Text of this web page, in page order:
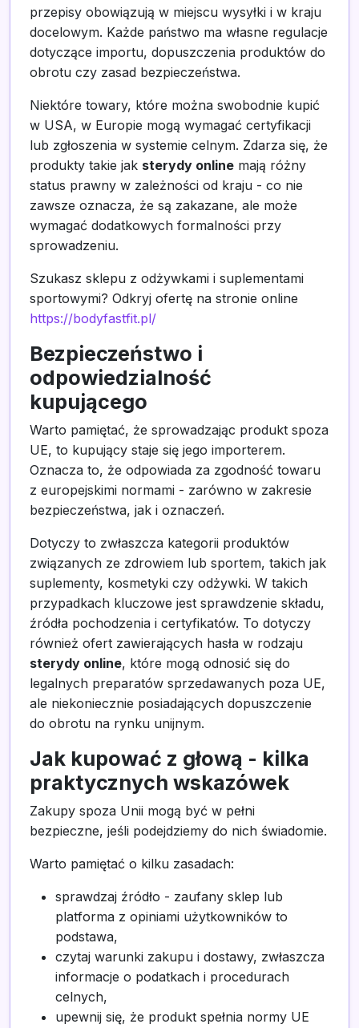
przepisy obowiązują w miejscu wysyłki i w kraju
docelowym. Każde państwo ma własne regulacje
dotyczące importu, dopuszczenia produktów do
obrotu czy zasad bezpieczeństwa.
Niektóre towary, które można swobodnie kupić
w USA, w Europie mogą wymagać certyfikacji
lub zgłoszenia w systemie celnym. Zdarza się, że
produkty takie jak sterydy online mają różny
status prawny w zależności od kraju - co nie
zawsze oznacza, że są zakazane, ale może
wymagać dodatkowych formalności przy
sprowadzeniu.
Szukasz sklepu z odżywkami i suplementami
sportowymi? Odkryj ofertę na stronie online
https://bodyfastfit.pl/
Bezpieczeństwo i
odpowiedzialność
kupującego
Warto pamiętać, że sprowadzając produkt spoza
UE, to kupujący staje się jego importerem.
Oznacza to, że odpowiada za zgodność towaru
z europejskimi normami - zarówno w zakresie
bezpieczeństwa, jak i oznaczeń.
Dotyczy to zwłaszcza kategorii produktów
związanych ze zdrowiem lub sportem, takich jak
suplementy, kosmetyki czy odżywki. W takich
przypadkach kluczowe jest sprawdzenie składu,
źródła pochodzenia i certyfikatów. To dotyczy
również ofert zawierających hasła w rodzaju
sterydy online, które mogą odnosić się do
legalnych preparatów sprzedawanych poza UE,
ale niekoniecznie posiadających dopuszczenie
do obrotu na rynku unijnym.
Jak kupować z głową - kilka
praktycznych wskazówek
Zakupy spoza Unii mogą być w pełni
bezpieczne, jeśli podejdziemy do nich świadomie.
Warto pamiętać o kilku zasadach:
sprawdzaj źródło - zaufany sklep lub
platforma z opiniami użytkowników to
podstawa,
czytaj warunki zakupu i dostawy, zwłaszcza
informacje o podatkach i procedurach
celnych,
upewnij się, że produkt spełnia normy UE